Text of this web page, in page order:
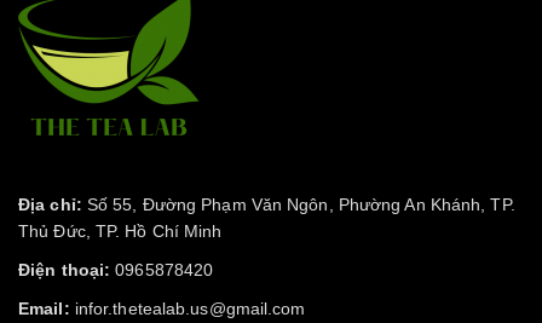
Địa chỉ: Số 55, Đường Phạm Văn Ngôn, Phường An Khánh, TP.
Thủ Đức, TP. Hồ Chí Minh
Điện thoại: 0965878420
Email: infor.thetealab.us@gmail.com